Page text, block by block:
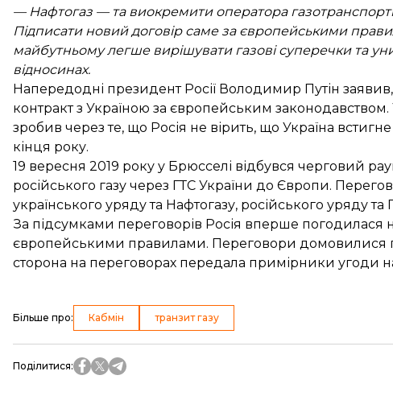
— Нафтогаз — та виокремити оператора
Підписати новий договір саме за європейськими
майбутньому легше вирішувати газові суперечки та
відносинах.
Напередодні президент Росії Володимир Путін
контрактз Україною за європейським законодавством.
зробив через те, що Росія не вірить, що Україна
кінця року.
19 вересня 2019 року у Брюсселі відбувся черговий
російського газу через ГТС України до Європи.
українського уряду та Нафтогазу, російського уряду та
За підсумками переговорів Росія вперше погодилася
європейськими правилами. Переговори домовилися
сторона на переговорах передала примірники угоди
Більше про: Кабмін транзит газу
Поділитися: